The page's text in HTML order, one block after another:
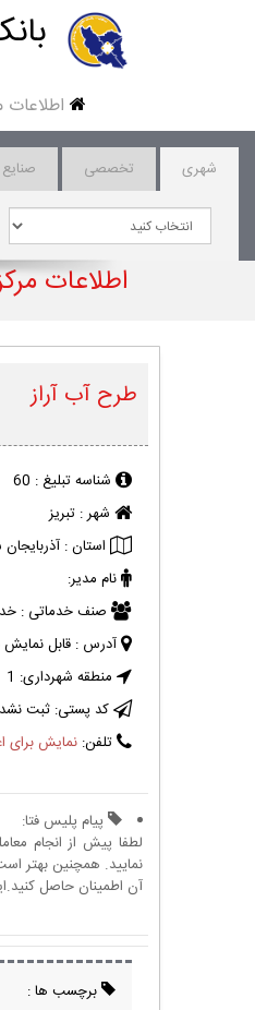
شهری تخصصی
اطلاعات
طرح آب آراز
شناسه تبلیغ : 60
شهر : تبریز
استان :
نام مدیر:
صنف خدماتی :
آدرس : قابل نمایش
منطقه شهرداری: 1
کد پستی: ثبت
تلفن: نمایش برای
پیام پلیس فتا:
لطفا پیش از انجام
نمایید. همچنین بهتر
آن اطمینان حاصل
برچسب ها :